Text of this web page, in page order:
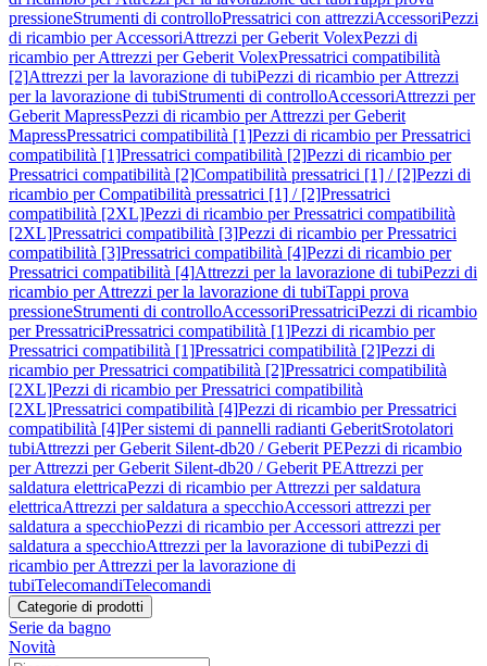
pressioneStrumenti di controlloPressatrici con attrezziAccessoriPezzi
di ricambio per AccessoriAttrezzi per Geberit VolexPezzi di
ricambio per Attrezzi per Geberit VolexPressatrici compatibilità
[2]Attrezzi per la lavorazione di tubiPezzi di ricambio per Attrezzi
per la lavorazione di tubiStrumenti di controlloAccessoriAttrezzi per
Geberit MapressPezzi di ricambio per Attrezzi per Geberit
MapressPressatrici compatibilità [1]Pezzi di ricambio per Pressatrici
compatibilità [1]Pressatrici compatibilità [2]Pezzi di ricambio per
Pressatrici compatibilità [2]Compatibilità pressatrici [1] / [2]Pezzi di
ricambio per Compatibilità pressatrici [1] / [2]Pressatrici
compatibilità [2XL]Pezzi di ricambio per Pressatrici compatibilità
[2XL]Pressatrici compatibilità [3]Pezzi di ricambio per Pressatrici
compatibilità [3]Pressatrici compatibilità [4]Pezzi di ricambio per
Pressatrici compatibilità [4]Attrezzi per la lavorazione di tubiPezzi di
ricambio per Attrezzi per la lavorazione di tubiTappi prova
pressioneStrumenti di controlloAccessoriPressatriciPezzi di ricambio
per PressatriciPressatrici compatibilità [1]Pezzi di ricambio per
Pressatrici compatibilità [1]Pressatrici compatibilità [2]Pezzi di
ricambio per Pressatrici compatibilità [2]Pressatrici compatibilità
[2XL]Pezzi di ricambio per Pressatrici compatibilità
[2XL]Pressatrici compatibilità [4]Pezzi di ricambio per Pressatrici
compatibilità [4]Per sistemi di pannelli radianti GeberitSrotolatori
tubiAttrezzi per Geberit Silent-db20 / Geberit PEPezzi di ricambio
per Attrezzi per Geberit Silent-db20 / Geberit PEAttrezzi per
saldatura elettricaPezzi di ricambio per Attrezzi per saldatura
elettricaAttrezzi per saldatura a specchioAccessori attrezzi per
saldatura a specchioPezzi di ricambio per Accessori attrezzi per
saldatura a specchioAttrezzi per la lavorazione di tubiPezzi di
ricambio per Attrezzi per la lavorazione di
tubiTelecomandiTelecomandi
Categorie di prodotti
Serie da bagno
Novità